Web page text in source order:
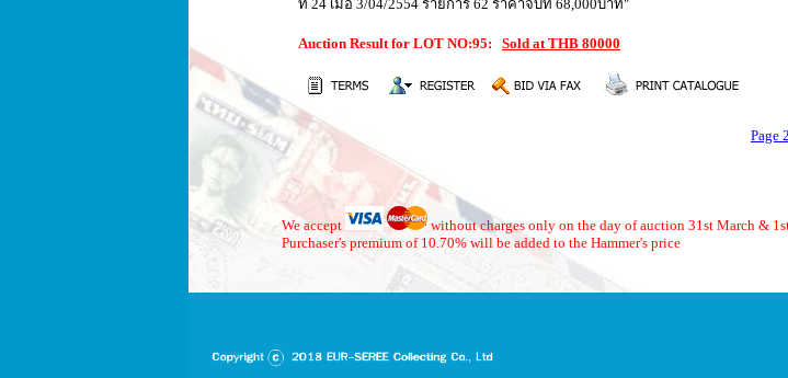
ที่ 24 เมื่อ 3/04/2554 รายการ 62 ราคาจบที่ 68,000บาท"
Auction Result for LOT NO:95: Sold at THB 80000
Page 2
We accept
without charges only on the day of auction 31st March &
Purchaser's premium of 10.70% will be added to the Hammer's price